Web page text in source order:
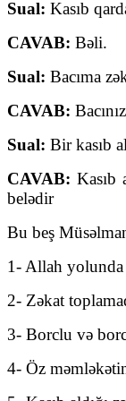
Sual: Kasıb
CAVAB: Bəli.
Sual: Bacıma
CAVAB:
Sual: Bir kasıb
CAVAB: Kasıb
belədir
Bu beş
1- Allah yolunda
2- Zəkat
3- Borclu və
4- Öz